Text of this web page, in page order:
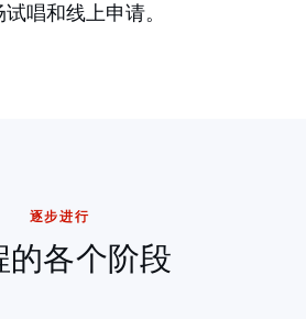
唱和线上申请。
逐步进行
的各个阶段